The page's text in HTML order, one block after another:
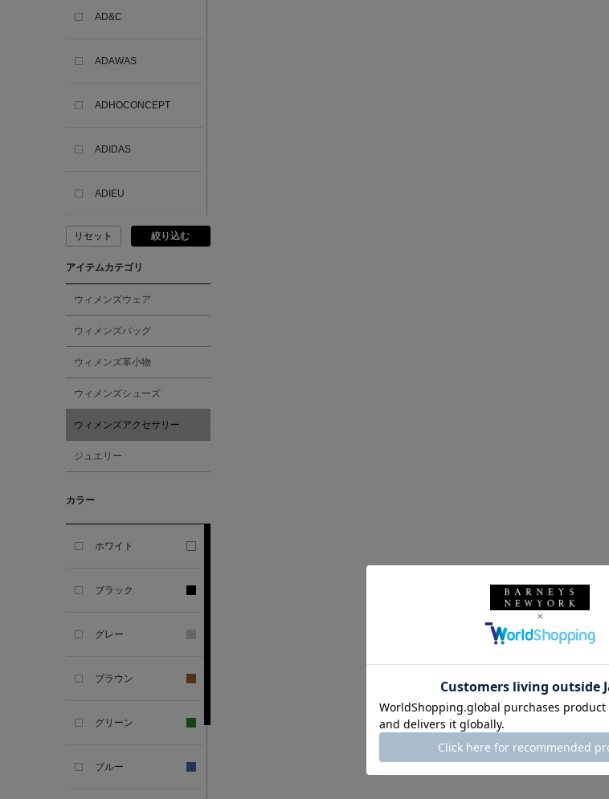
AD&C
ADAWAS
ADHOCONCEPT
ADIDAS
ADIEU
ADLIN HUE
ADVISORY BOARD
CRYSTALS
AKIKO OGAWA.
ALBERT THURSTON
リセット 絞り込む
アイテムカテゴリ
ウィメンズウェア
ウィメンズバッグ
ウィメンズ革小物
ウィメンズシューズ
ウィメンズアクセサリー
ジュエリー
カラー
ホワイト
ブラック
グレー
ブラウン
グリーン
ブルー